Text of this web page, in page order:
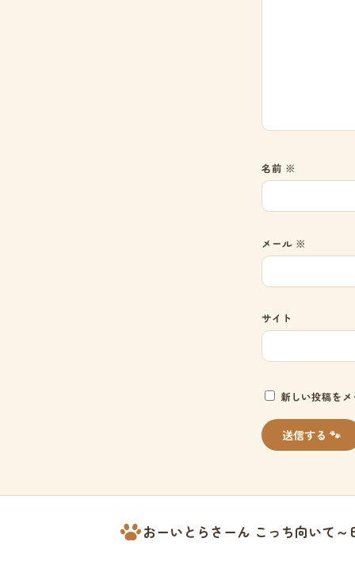
名前 ※
メール ※
サイト
新しい投稿を
おーいとらさーん こっち向いて～